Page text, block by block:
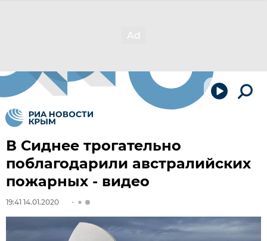
В Сиднее трогательно
поблагодарили австралийских
пожарных - видео
19:41 14.01.2020